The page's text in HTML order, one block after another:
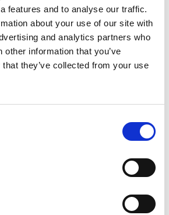
features and to analyse our traffic.
about your use of our site with
and analytics partners who
other information that you’ve
they’ve collected from your use